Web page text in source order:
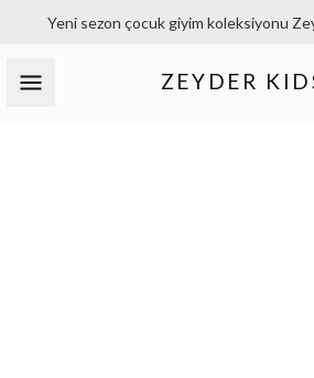
Yeni sezon çocuk giyim koleksiyonu
ZEYDER